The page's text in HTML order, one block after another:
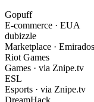
Gopuff
E-commerce · EUA
dubizzle
Marketplace · Emirados
Riot Games
Games · via Znipe.tv
ESL
Esports · via Znipe.tv
DreamHack